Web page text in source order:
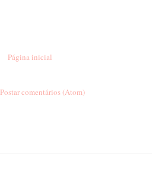
Página inicial
Postar comentários (Atom)